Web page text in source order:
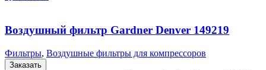
Воздушный фильтр Gardner Denver 149219
Фильтры, Воздушные фильтры для компрессоров
Заказать